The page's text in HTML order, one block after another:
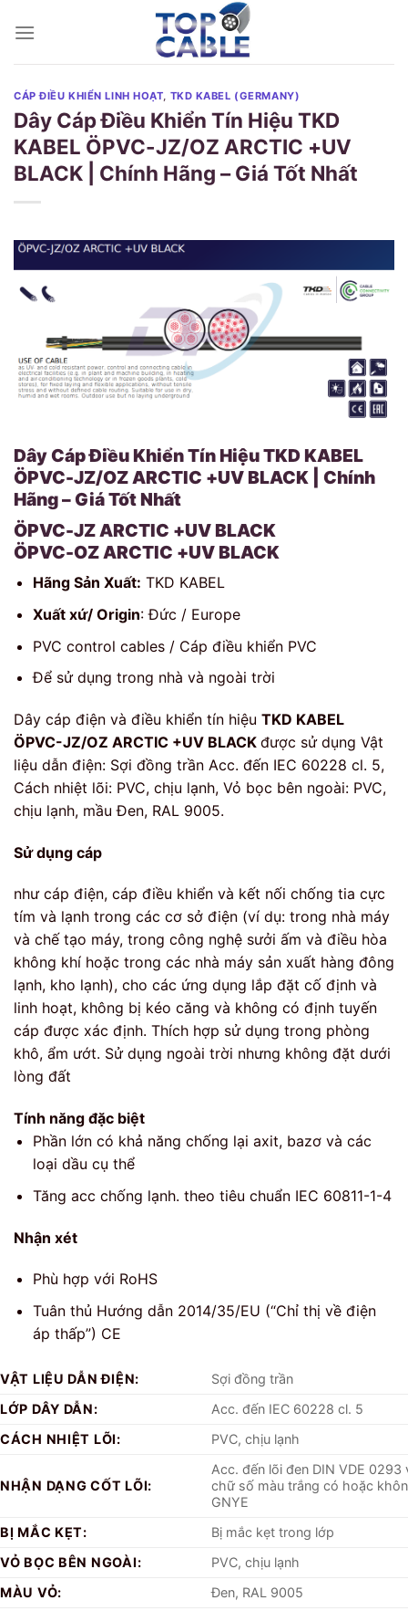
CÁP ĐIỀU KHIỂN LINH HOẠT, TKD KABEL (GERMANY)
Dây Cáp Điều Khiển Tín Hiệu TKD
KABEL ÖPVC-JZ/OZ ARCTIC +UV
BLACK | Chính Hãng – Giá Tốt Nhất
Dây Cáp Điều Khiển Tín Hiệu TKD KABEL
ÖPVC-JZ/OZ ARCTIC +UV BLACK | Chính
Hãng – Giá Tốt Nhất
ÖPVC-JZ ARCTIC +UV BLACK
ÖPVC-OZ ARCTIC +UV BLACK
Hãng Sản Xuất: TKD KABEL
Xuất xứ/ Origin: Đức / Europe
PVC control cables / Cáp điều khiển PVC
Để sử dụng trong nhà và ngoài trời
Dây cáp điện và điều khiển tín hiệu TKD KABEL
ÖPVC-JZ/OZ ARCTIC +UV BLACK được sử dụng Vật
liệu dẫn điện: Sợi đồng trần Acc. đến IEC 60228 cl. 5,
Cách nhiệt lõi: PVC, chịu lạnh, Vỏ bọc bên ngoài: PVC,
chịu lạnh, mầu Đen, RAL 9005.
Sử dụng cáp
như cáp điện, cáp điều khiển và kết nối chống tia cực
tím và lạnh trong các cơ sở điện (ví dụ: trong nhà máy
và chế tạo máy, trong công nghệ sưởi ấm và điều hòa
không khí hoặc trong các nhà máy sản xuất hàng đông
lạnh, kho lạnh), cho các ứng dụng lắp đặt cố định và
linh hoạt, không bị kéo căng và không có định tuyến
cáp được xác định. Thích hợp sử dụng trong phòng
khô, ẩm ướt. Sử dụng ngoài trời nhưng không đặt dưới
lòng đất
Tính năng đặc biệt
Phần lớn có khả năng chống lại axit, bazơ và các
loại dầu cụ thể
Tăng acc chống lạnh. theo tiêu chuẩn IEC 60811-1-4
Nhận xét
Phù hợp với RoHS
Tuân thủ Hướng dẫn 2014/35/EU (“Chỉ thị về điện
áp thấp”) CE
VẬT LIỆU DẪN ĐIỆN:
Sợi đồng trần
LỚP DÂY DẪN:
Acc. đến IEC 60228 cl. 5
CÁCH NHIỆT LÕI:
PVC, chịu lạnh
NHẬN DẠNG CỐT LÕI:
Acc. đến lõi đen DIN VDE 0293
chữ số màu trắng có hoặc
GNYE
BỊ MẮC KẸT:
Bị mắc kẹt trong lớp
VỎ BỌC BÊN NGOÀI:
PVC, chịu lạnh
MÀU VỎ:
Đen, RAL 9005